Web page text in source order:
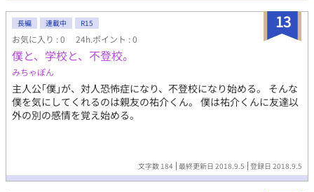
13
長編 連載中 R15
お気に入り : 0 24h.ポイント : 0
僕と、学校と、不登校。
みちゃぽん
主人公｢僕｣が、対人恐怖症になり、不登校になり始める。 そんな
僕を気にしてくれるのは親友の祐介くん。 僕は祐介くんに友達以
外の別の感情を覚え始める。
文字数 184 最終更新日 2018.9.5 登録日 2018.9.5